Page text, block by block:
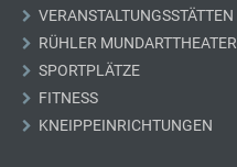
VERANSTALTUNGSSTÄTTEN
RÜHLER MUNDARTTHEATER
SPORTPLÄTZE
FITNESS
KNEIPPEINRICHTUNGEN